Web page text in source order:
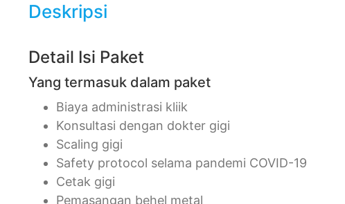
Deskripsi
Detail Isi Paket
Yang termasuk dalam paket
Biaya administrasi kliik
Konsultasi dengan dokter gigi
Scaling gigi
Safety protocol selama pandemi COVID-19
Cetak gigi
Pemasangan behel metal